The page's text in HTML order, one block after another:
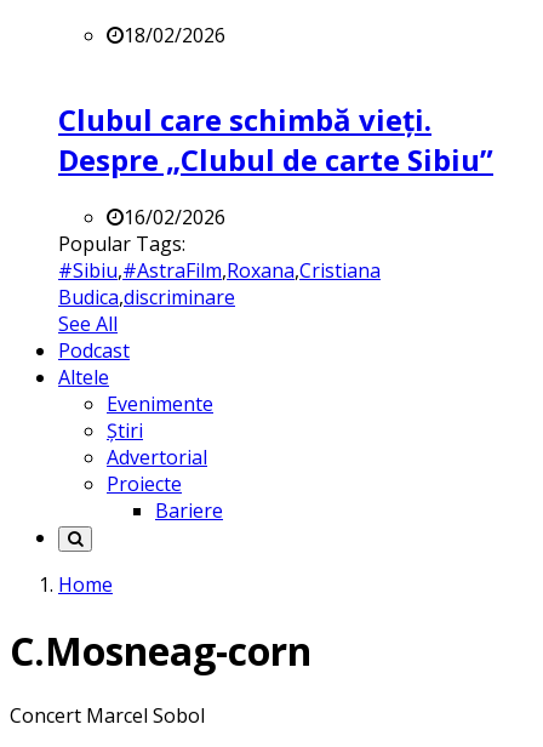
18/02/2026
Clubul care schimbă vieți.
Despre „Clubul de carte Sibiu”
16/02/2026
Popular Tags:
#Sibiu,#AstraFilm,Roxana,Cristiana
Budica,discriminare
See All
Podcast
Altele
Evenimente
Știri
Advertorial
Proiecte
Bariere
Home
C.Mosneag-corn
Concert Marcel Sobol